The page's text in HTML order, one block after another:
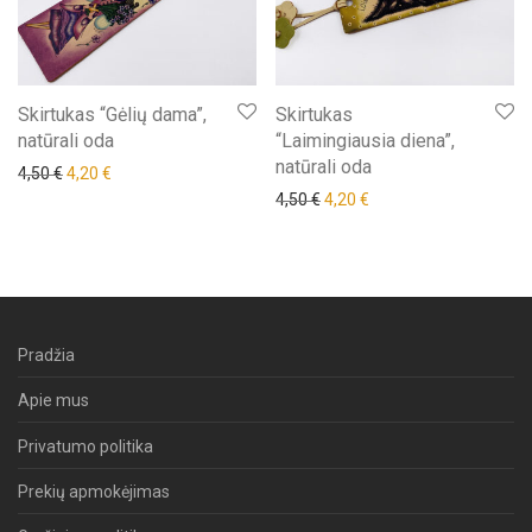
Skirtukas “Gėlių dama”,
natūrali oda
4,50€Original price was: 4,50 €.
4,20 € Current price is: 4,20 €.
Skirtukas
“Laimingiausia diena”,
natūrali oda
4,50€Original price was: 4,50 €.
4,20 €
Pradžia
Apie mus
Privatumo politika
Prekių apmokėjimas